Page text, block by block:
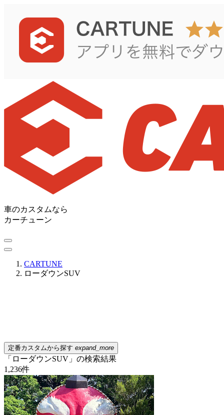
車のカスタムなら
カーチューン
CARTUNE
ローダウンSUV
定番カスタムから探す expand_more
「ローダウンSUV」の検索結果
1,236件